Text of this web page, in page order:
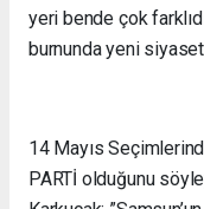
yeri bende çok
burnunda yeni
14 Mayıs
PARTİ olduğunu